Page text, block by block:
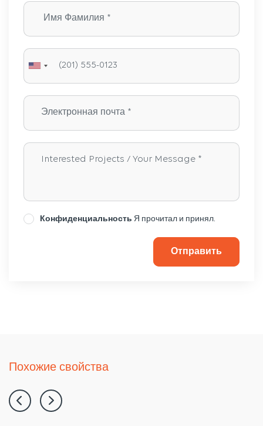
Конфиденциальность Я прочитал и принял.
Отправить
Похожие свойства